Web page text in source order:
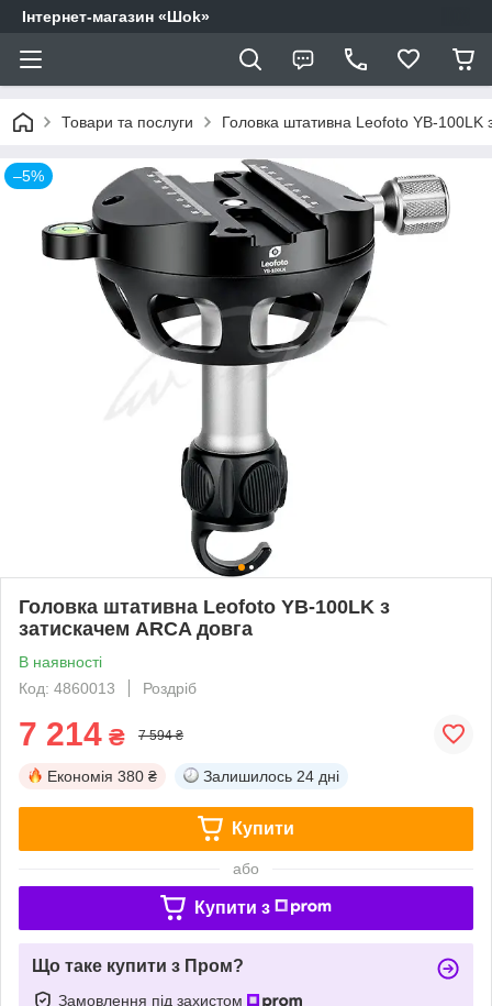
Інтернет-магазин «Шоk»
Товари та послуги Головка штативна Leofoto YB-100LK
–5%
Головка штативна Leofoto YB-100LK з
затискачем ARCA довга
В наявності
Код: 4860013
Роздріб
7 214 ₴ 7 594 ₴
Економія 380 ₴ Залишилось 24 дні
Купити
або
Купити з
Що таке купити з Пром?
Замовлення під захистом